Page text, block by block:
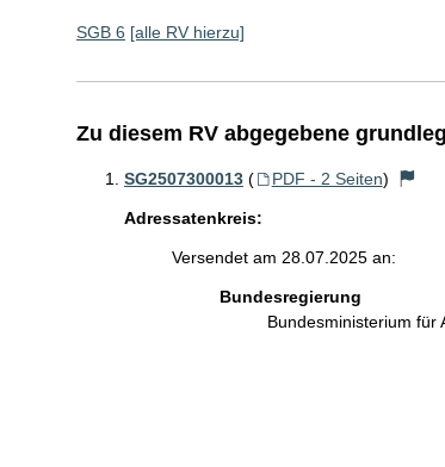
SGB 6 [alle RV hierzu]
Zu diesem RV abgegebene
SG2507300013 ( PDF - 2 Seiten)
Adressatenkreis:
Versendet am 28.07.2025 an:
Bundesregierung
Bundesministerium für